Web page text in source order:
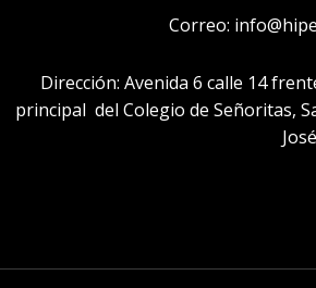
Correo:
Dirección: Avenida 6 calle 14
principal del Colegio de Señoritas,